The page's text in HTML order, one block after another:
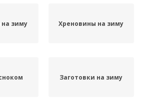
зиму Хреновины на зиму
Заготовки на зиму